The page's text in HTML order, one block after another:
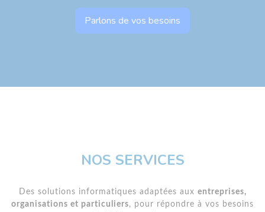
Parlons de vos besoins
NOS SERVICES
Des solutions informatiques adaptées aux entreprises,
organisations et particuliers, pour répondre à vos besoins